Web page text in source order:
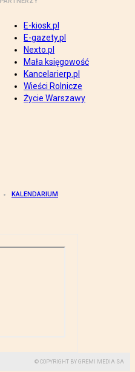
E-kiosk.pl
E-gazety.pl
Nexto.pl
Mała księgowość
Kancelarierp.pl
Wieści Rolnicze
Życie Warszawy
KALENDARIUM
© COPYRIGHT BY GREMI MEDIA SA